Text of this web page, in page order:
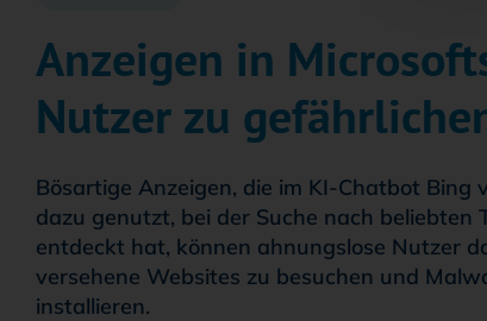
Anzeigen in
Nutzer zu
Bösartige Anzeigen, die im KI-Chatbot
dazu genutzt, bei der Suche nach
entdeckt hat, können ahnungslose Nutzer
versehene Websites zu besuchen und
installieren.